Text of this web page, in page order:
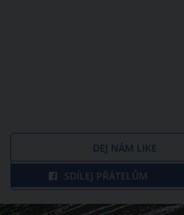
DEJ NÁM LIKE
SDÍLEJ PŘÁTELŮM